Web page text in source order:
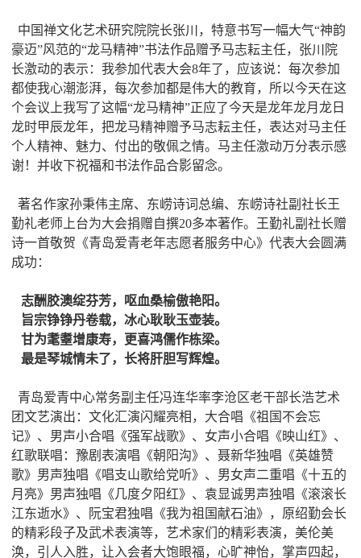
中国禅文化艺术研究院院长张川，特意书写一幅大气“神韵
豪迈”风范的“龙马精神”书法作品赠予马志耘主任，张川院
长激动的表示：我参加代表大会8年了，应该说：每次参加
都使我心潮澎湃，每次参加都是伟大的教育，所以今天在这
个会议上我写了这幅“龙马精神”正应了今天是龙年龙月龙日
龙时甲辰龙年，把龙马精神赠予马志耘主任，表达对马主任
个人精神、魅力、付出的敬佩之情。马主任激动万分表示感
谢！并收下祝福和书法作品合影留念。
著名作家孙秉伟主席、东崂诗词总编、东崂诗社副社长王
勤礼老师上台为大会捐赠自撰20多本著作。王勤礼副社长赠
诗一首敬贺《青岛爱青老年志愿者服务中心》代表大会圆满
成功：
志酬胶澳绽芬芳，呕血桑榆傲艳阳。
旨宗铮铮丹卷载，冰心耿耿玉壶装。
甘为耄耋增康寿，更喜鸿儒作栋梁。
最是琴城情未了，长将肝胆写辉煌。
青岛爱青中心常务副主任冯连华率李沧区老干部长浩艺术
团文艺演出：文化汇演闪耀亮相，大合唱《祖国不会忘
记》、男声小合唱《强军战歌》、女声小合唱《映山红》、
红歌联唱：豫剧表演唱《朝阳沟》、聂新华独唱《英雄赞
歌》男声独唱《唱支山歌给党听》、男女声二重唱《十五的
月亮》男声独唱《几度夕阳红》、袁显诚男声独唱《滚滚长
江东逝水》、阮宝君独唱《我为祖国献石油》，原绍勤会长
的精彩段子及武术表演等，艺术家们的精彩表演，美伦美
涣，引人入胜，让入会者大饱眼福，心旷神怡，掌声四起，